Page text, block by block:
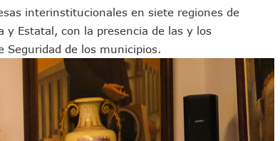
El Transporte Público En Puerto Vallarta
Para Analizar La Conservación Del Estero El Salado
Juan Ramírez En Puerto Vallarta
Informativa En La Colonia Bobadilla
Oleaje Elevado En La Costa De Jalisco
Puede Costar Hasta 22 Mil 677 Pesos
En Playas De Puerto Vallarta
interinstitucionales en siete regiones de
y Estatal, con la presencia de las y los
Seguridad de los municipios.